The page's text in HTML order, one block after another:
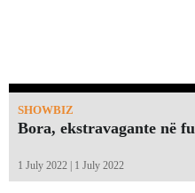
SHOWBIZ
Bora, ekstravagante në
1 July 2022 | 1 July 2022